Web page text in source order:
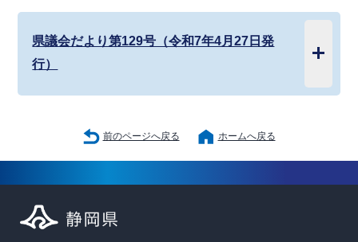
県議会だより第129号（令和7年4月27日発
行）
前のページへ戻る ホームへ戻る